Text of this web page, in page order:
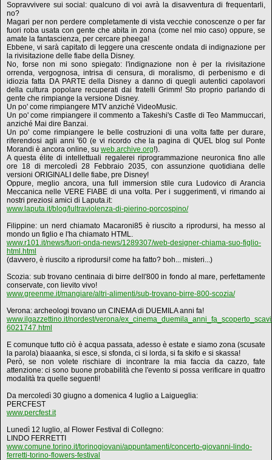
Sopravvivere sui social: qualcuno di voi avrà la disavventura di frequentarli,
no?
Magari per non perdere completamente di vista vecchie conoscenze o per far
fuori roba usata con gente che abita in zona (come nel mio caso) oppure, se
amate la fantascienza, per cercare pheega!
Ebbene, vi sarà capitato di leggere una crescente ondata di indignazione per
la rivisitazione delle fiabe della Disney.
No, forse non mi sono spiegato: l'indignazione non è per la rivisitazione
orrenda, vergognosa, intrisa di censura, di moralismo, di perbenismo e di
idiozia fatta DA PARTE della Disney a danno di quegli autentici capolavori
della cultura popolare recuperati dai fratelli Grimm! Sto proprio parlando di
gente che rimpiange la versione Disney.
Un po' come rimpiangere MTV anziché VideoMusic.
Un po' come rimpiangere il commento a Takeshi's Castle di Teo Mammuccari,
anziché Mai dire Banzai.
Un po' come rimpiangere le belle costruzioni di una volta fatte per durare,
riferendosi agli anni '60 (e vi ricordo che la pagina di QUEL blog sul Ponte
Morandi è ancora online, su web.archive.org!).
A questa élite di intellettuali regalerei riprogrammazione neuronica fino alle
ore 18 di mercoledì 28 Febbraio 2035, con assunzione quotidiana delle
versioni ORIGINALI delle fiabe, pre Disney!
Oppure, meglio ancora, una full immersion stile cura Ludovico di Arancia
Meccanica nelle VERE FIABE di una volta. Per i suggerimenti, vi rimando ai
nostri preziosi amici di Laputa.it:
www.laputa.it/blog/lultraviolenza-di-pierino-porcospino/
Filippine: un nerd chiamato Macaroni85 è riuscito a riprodursi, ha messo al
mondo un figlio e l'ha chiamato HTML.
www.r101.it/news/fuori-onda-news/1289307/web-designer-chiama-suo-figlio-
html.html
(davvero, è riuscito a riprodursi! come ha fatto? boh... misteri...)
Scozia: sub trovano centinaia di birre dell'800 in fondo al mare, perfettamente
conservate, con lievito vivo!
www.greenme.it/mangiare/altri-alimenti/sub-trovano-birre-800-scozia/
Verona: archeologi trovano un CINEMA di DUEMILA anni fa!
www.ilgazzettino.it/nordest/verona/
6021747.html
E comunque tutto ciò è acqua passata, adesso è estate e siamo zona (scusate
la parola) biaaanka, si esce, si sfonda, ci si lorda, si fa skifo e si skassa!
Però, se non volete rischiare di incontrare la mia faccia da cazzo, fate
attenzione: ci sono buone probabilità che l'evento si possa verificare in quattro
modalità tra quelle seguenti!
Da mercoledì 30 giugno a domenica 4 luglio a Laigueglia:
PERCFEST
www.percfest.it
Lunedì 12 luglio, al Flower Festival di Collegno:
LINDO FERRETTI
www.comune.torino.it/torinogiovani/appuntamenti/concerto-giovanni-lindo-
ferretti-torino-flowers-festival